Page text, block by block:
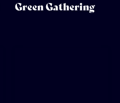
Green Gathering